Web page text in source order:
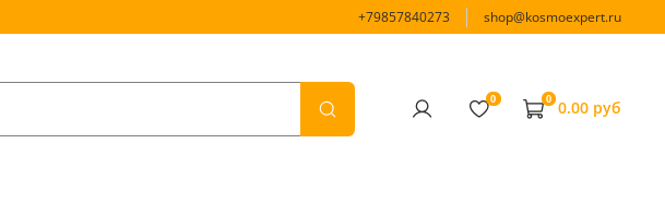
+79857840273 shop@kosmoexpert.ru
0 0 0.00 руб